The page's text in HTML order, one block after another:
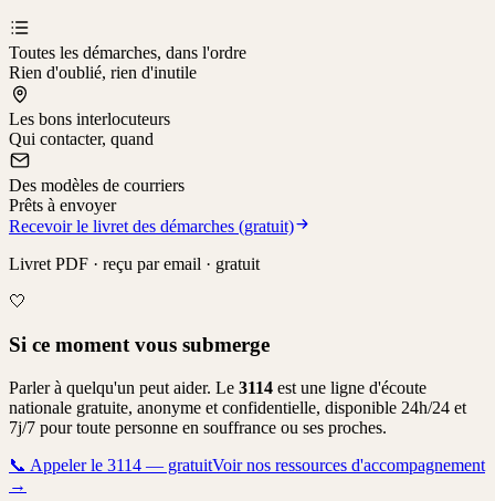
Toutes les démarches, dans l'ordre
Rien d'oublié, rien d'inutile
Les bons interlocuteurs
Qui contacter, quand
Des modèles de courriers
Prêts à envoyer
Recevoir le livret des démarches (gratuit)
Livret PDF · reçu par email · gratuit
🤍
Si ce moment vous submerge
Parler à quelqu'un peut aider. Le 3114 est une ligne d'écoute
nationale gratuite, anonyme et confidentielle, disponible 24h/24 et
7j/7 pour toute personne en souffrance ou ses proches.
📞 Appeler le 3114 — gratuitVoir nos ressources d'accompagnement
→